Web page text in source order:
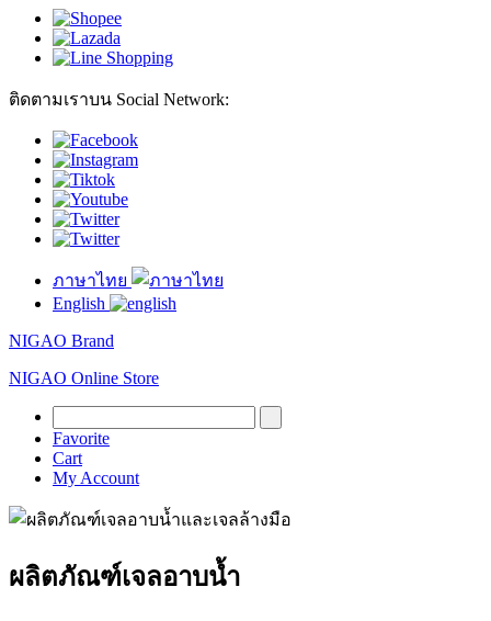
ติดตามเราบน Social Network:
ภาษาไทย
English
NIGAO Brand
NIGAO Online Store
Favorite
Cart
My Account
ผลิตภัณฑ์เจลอาบน้ำ